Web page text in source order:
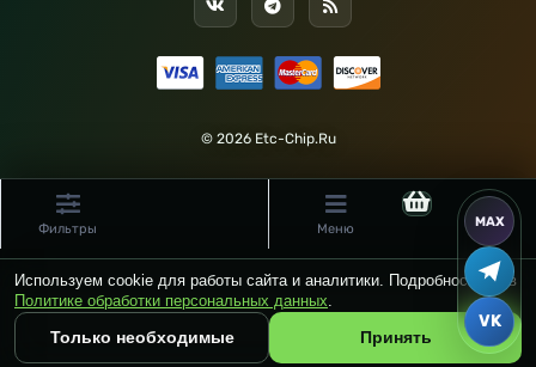
© 2026 Etc-Chip.Ru
Фильтры Меню
Используем cookie для работы сайта и аналитики. Подробности — в
Политике обработки персональных данных.
Только необходимые Принять